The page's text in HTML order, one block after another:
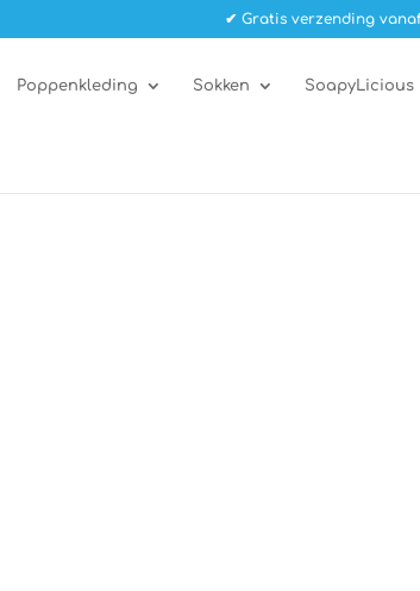
✔ Gratis verzending
Poppenkleding Sokken SoapyLicious